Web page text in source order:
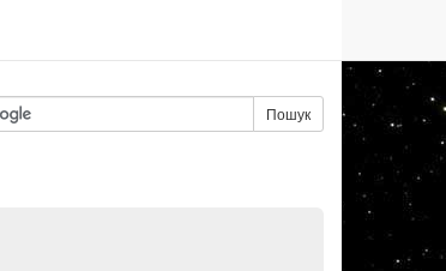
Пошук